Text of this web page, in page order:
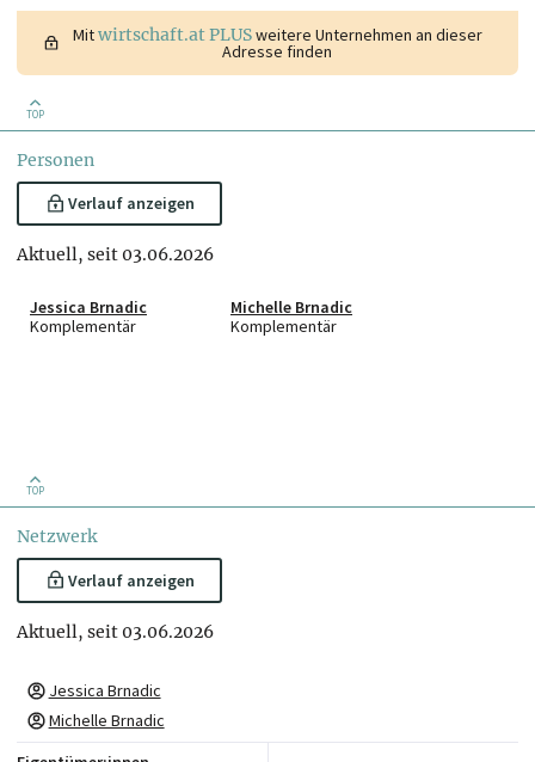
Mitwirtschaft.at PLUSweitere Unternehmen an dieser
Adresse finden
TOP
Personen
Verlauf anzeigen
Aktuell, seit 03.06.2026
Jessica Brnadic
Komplementär
Michelle Brnadic
Komplementär
TOP
Netzwerk
Verlauf anzeigen
Aktuell, seit 03.06.2026
Jessica Brnadic
Michelle Brnadic